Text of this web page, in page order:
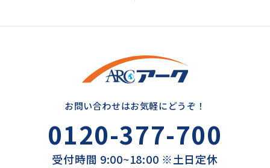
お問い合わせはお気軽にどうぞ！
0120-377-700
受付時間 9:00~18:00 ※土日定休